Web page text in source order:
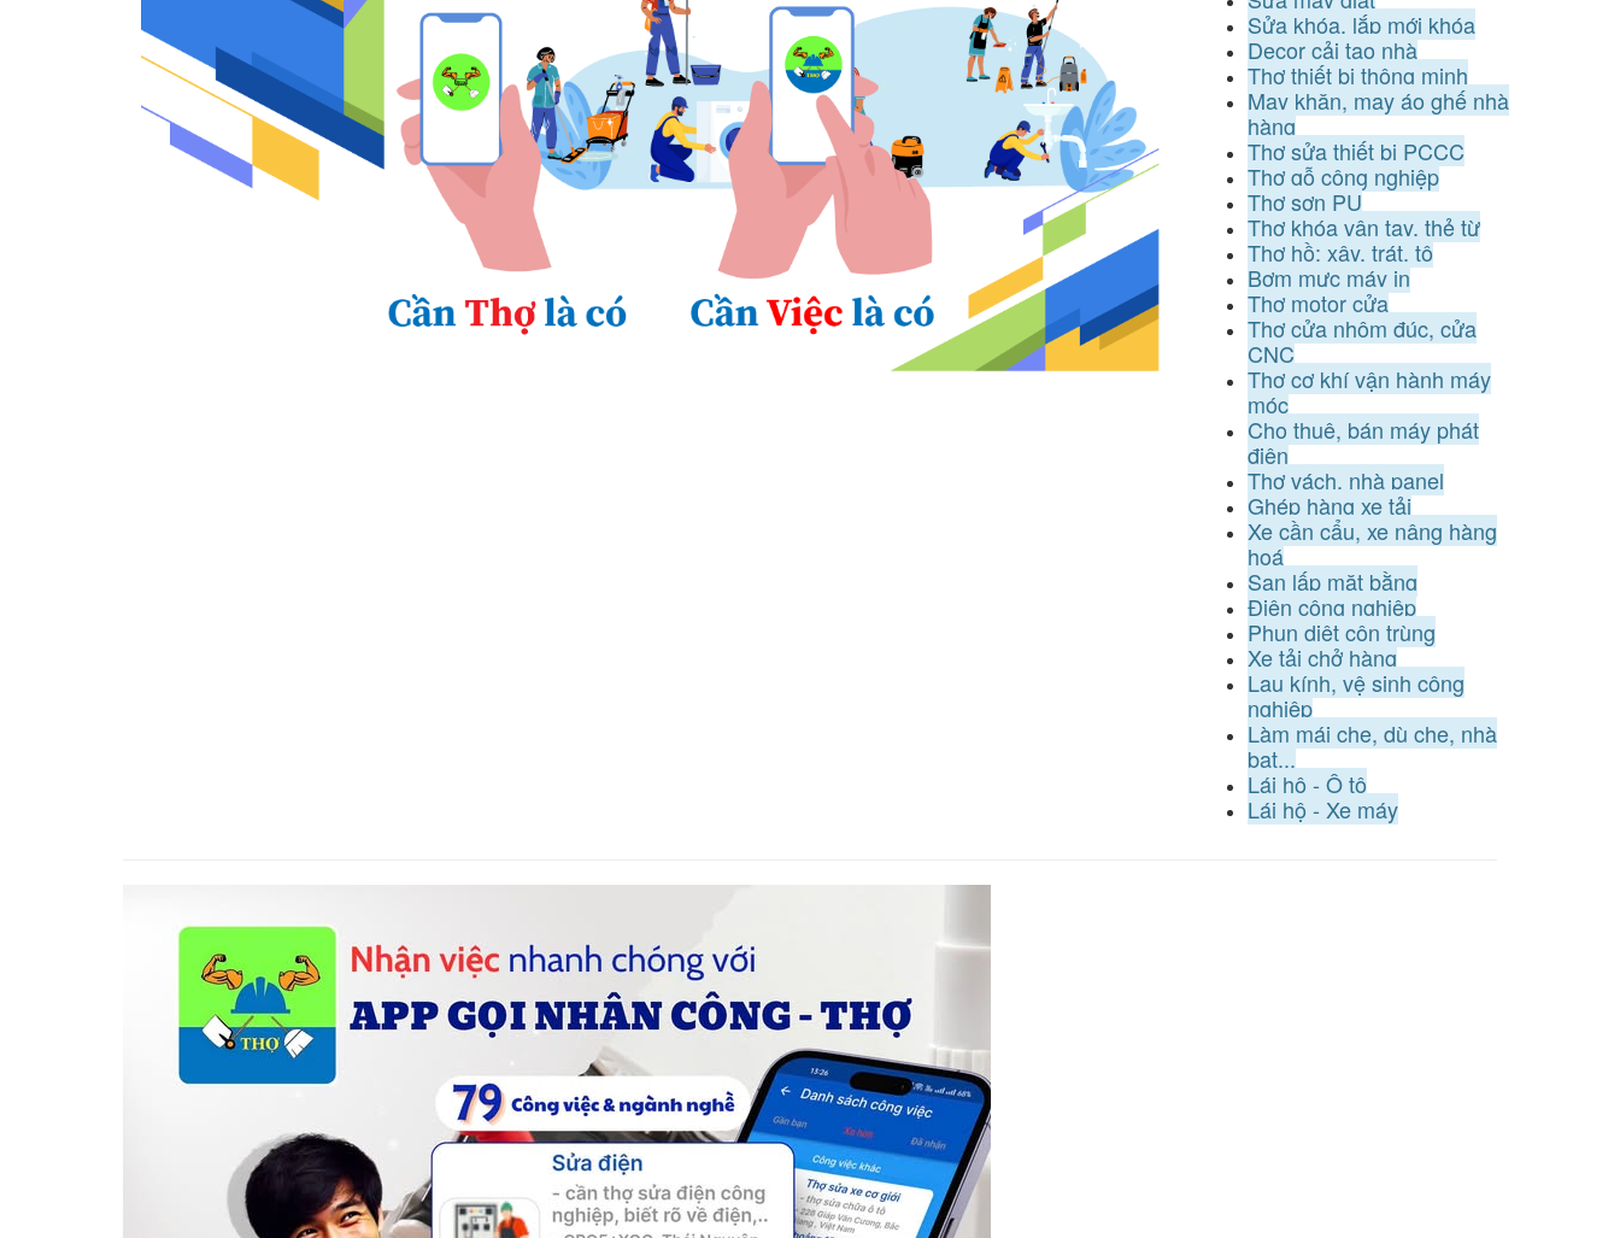
Sửa khóa, lắp mới khóa
Decor cải tạo nhà
Thợ thiết bị thông minh
May khăn, may áo ghế nhà
hàng
Thợ sửa thiết bị PCCC
Thợ gỗ công nghiệp
Thợ sơn PU
Thợ khóa vân tay, thẻ từ
Thợ hồ: xây, trát, tô
Bơm mực máy in
Thợ motor cửa
Thợ cửa nhôm đúc, cửa
CNC
Thợ cơ khí vận hành máy
móc
Cho thuê, bán máy phát
điện
Thợ vách, nhà panel
Ghép hàng xe tải
Xe cần cẩu, xe nâng hàng
hoá
San lấp mặt bằng
Điện công nghiệp
Phun diệt côn trùng
Xe tải chở hàng
Lau kính, vệ sinh công
nghiệp
Làm mái che, dù che, nhà
bạt...
Lái hộ - Ô tô
Lái hộ - Xe máy